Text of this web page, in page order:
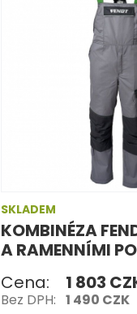
SKLADEM
KOMBINÉZA
A RAMENNÍMI
Cena:
1 803
Bez DPH: 1 490 CZK